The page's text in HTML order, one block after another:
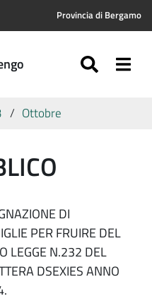
Provincia di Bergamo
Ottobre
DI
PER FRUIRE DEL
LEGGE N.232 DEL
DSEXIES ANNO